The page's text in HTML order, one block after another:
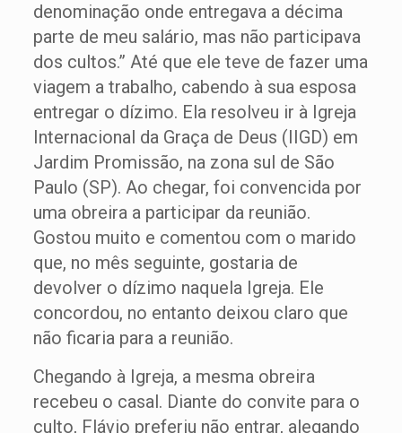
denominação onde entregava a décima
parte de meu salário, mas não participava
dos cultos.” Até que ele teve de fazer uma
viagem a trabalho, cabendo à sua esposa
entregar o dízimo. Ela resolveu ir à Igreja
Internacional da Graça de Deus (IIGD) em
Jardim Promissão, na zona sul de São
Paulo (SP). Ao chegar, foi convencida por
uma obreira a participar da reunião.
Gostou muito e comentou com o marido
que, no mês seguinte, gostaria de
devolver o dízimo naquela Igreja. Ele
concordou, no entanto deixou claro que
não ficaria para a reunião.
Chegando à Igreja, a mesma obreira
recebeu o casal. Diante do convite para o
culto, Flávio preferiu não entrar, alegando